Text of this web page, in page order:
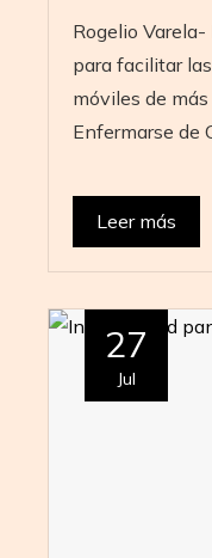
Rogelio
para facilitar
móviles de
Enfermarse de
Leer más
27
Jul